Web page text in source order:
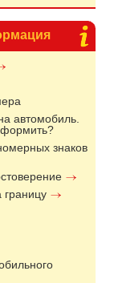
автомобиль.
знаков
границу